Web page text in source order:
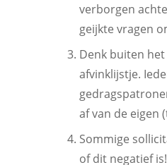
verborgen
geijkte vragen
Denk buiten
afvinklijstje.
af van de eigen
Sommige
of dit negatief